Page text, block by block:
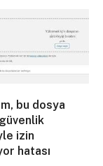
bu dosya
izin
hatası